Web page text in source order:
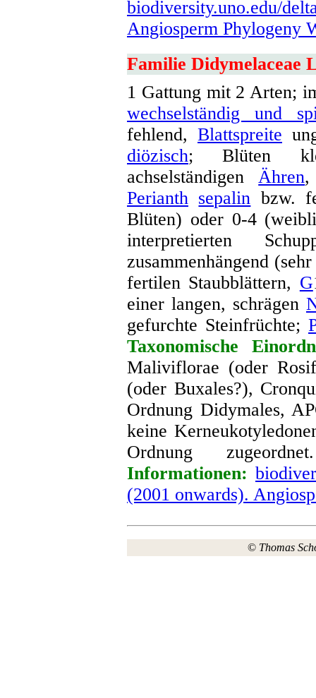
biodiversity.uno.edu/
Angiosperm Phylogeny
Familie Didymelaceae
1 Gattung mit 2 Arten;
wechselständig und
fehlend, Blattspreite
diözisch; Blüten
achselständigenÄhren,
Perianth sepalin bzw.
Blüten) oder 0-4
interpretierten
zusammenhängend
fertilen Staubblättern, G
einer langen, schrägen
gefurchte Steinfrüchte;
Taxonomische
Maliviflorae (oder
(oder Buxales?),
Ordnung Didymales,
keine
Ordnung
Informationen:
(2001 onwards).
© Thomas